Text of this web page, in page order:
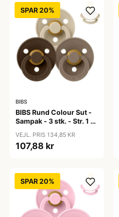
SPAR 20%
BIBS
BIBS Rund Colour Sut -
Sampak - 3 stk. - Str. 1 -
VEJL. PRIS 134,85 KR
107,88 kr
SPAR 20%